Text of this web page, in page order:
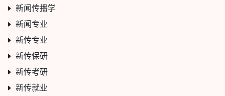
新闻传播学
新闻专业
新传专业
新传保研
新传考研
新传就业